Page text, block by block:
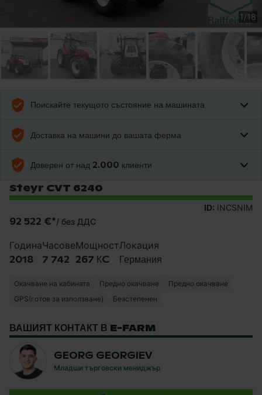
1/18
Поискайте текущото състояние на машината
Доставка на машини до вашата ферма
Доверен от над 2.000 клиенти
Steyr CVT 6240
ID: INCSNIM
92 522 €*/ без ДДС
Година
2018
Часове
7 742
Мощност
267 КC
Локация
Германия
Окачване на кабината Предно окачване
Предно окачване
GPS(готов за използване)
Безстепенен
ВАШИЯТ КОНТАКТ В E-FARM
GEORG GEORGIEV
Младши търговски мениджър